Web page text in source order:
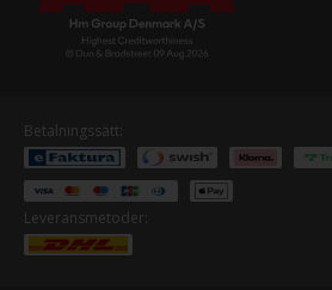
Betalningssätt:
Leveransmetoder: